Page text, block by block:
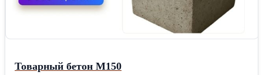
Товарный бетон М150